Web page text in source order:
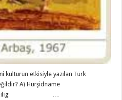
kültürün etkisiyle yazılan Türk
değildir? A) Hurşidname
Bilig …